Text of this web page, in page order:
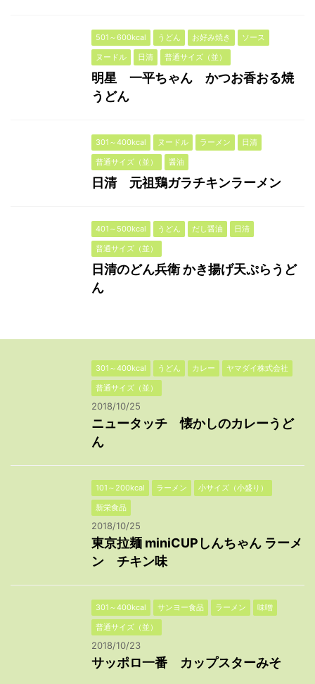
501～600kcal うどん お好み焼き
ソース
ヌードル
日清 普通サイズ（並）
明星 一平ちゃん かつお香おる焼
うどん
301～400kcal ヌードル ラーメン
日清
普通サイズ（並）
醤油
日清 元祖鶏ガラチキンラーメン
401～500kcal うどん だし醤油
日清
普通サイズ（並）
日清のどん兵衛 かき揚げ天ぷらうど
ん
301～400kcal うどん カレー
ヤマダイ株式会社
普通サイズ（並）
2018/10/25
ニュータッチ 懐かしのカレーうど
ん
101～200kcal ラーメン
小サイズ（小盛り）
新栄食品
2018/10/25
東京拉麺 miniCUPしんちゃん ラーメ
ン チキン味
301～400kcal サンヨー食品 ラーメン
味噌
普通サイズ（並）
2018/10/23
サッポロ一番 カップスターみそ